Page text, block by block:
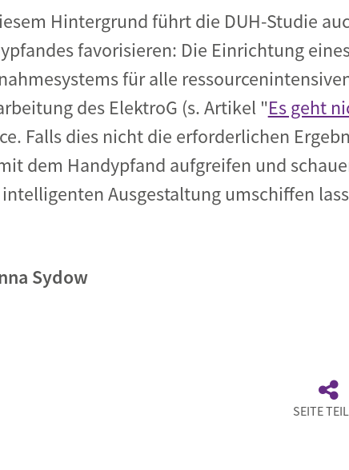
Hintergrund führt die DUH-Studie
favorisieren: Die Einrichtung
für alle
des ElektroG (s. Artikel "Es geht
Falls dies nicht die erforderlichen
dem Handypfand aufgreifen und
Ausgestaltung umschiffen
Sydow
SEITE